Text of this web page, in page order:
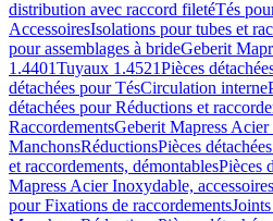
distribution avec raccord filetéTés
AccessoiresIsolations pour tubes et
pour assemblages à brideGeberit
1.4401Tuyaux 1.4521Pièces
détachées pour TésCirculation interne
détachées pour Réductions et
RaccordementsGeberit Mapress
ManchonsRéductionsPièces
et raccordements, démontablesPièces
Mapress Acier Inoxydable, accessoires
pour Fixations de raccordements